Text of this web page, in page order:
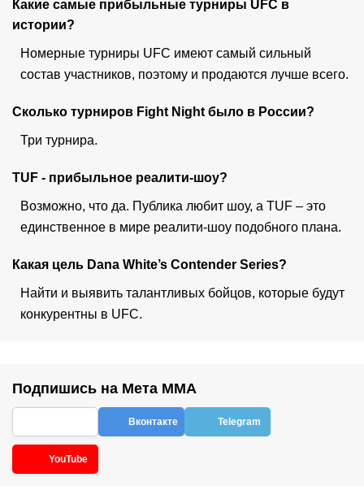
Какие самые прибыльные турниры UFC в
истории?
Номерные турниры UFC имеют самый сильный
состав участников, поэтому и продаются лучше всего.
Сколько турниров Fight Night было в России?
Три турнира.
TUF - прибыльное реалити-шоу?
Возможно, что да. Публика любит шоу, а TUF – это
единственное в мире реалити-шоу подобного плана.
Какая цель Dana White’s Contender Series?
Найти и выявить талантливых бойцов, которые будут
конкурентны в UFC.
Подпишись на Мета ММА
Вконтакте Telegram
YouTube